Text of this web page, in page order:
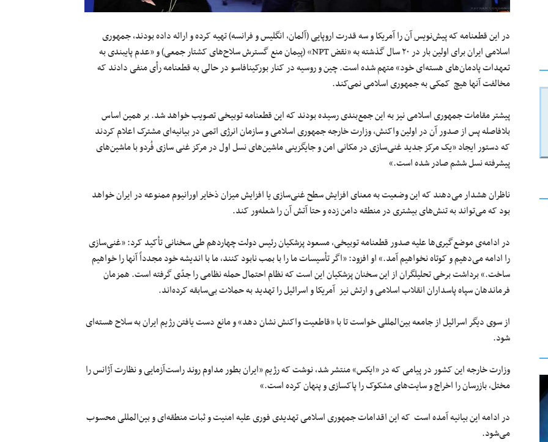
در این قطعنامه که پیش‌نویس آن را آمریکا و سه قدرت اروپایی (آلمان، انگلیس و فرانسه) تهیه کرده و ارائه داده بودند، جمهوری
اسلامی ایران برای اولین بار در ۲۰ سال گذشته به «نقض NPT» (پیمان منع گسترش سلاح‌های کشتار جمعی) و «عدم پایبندی به
تعهدات پادمان‌های هسته‌ای خود» متهم شده است. چین و روسیه در کنار بورکینافاسو در حالی به قطعنامه رأی منفی دادند که
مخالفت آنها هیچ کمکی به جمهوری اسلامی نمی‌کند.
پیشتر مقامات جمهوری اسلامی نیز به این جمع‌بندی رسیده بودند که این قطعنامه توبیخی تصویب خواهد شد. بر همین اساس
بلافاصله پس از صدور آن در اولین واکنش، وزارت خارجه جمهوری اسلامی و سازمان انرژی اتمی در بیانیه‌ای مشترک اعلام کردند
که دستور ایجاد «یک مرکز جدید غنی‌سازی در مکانی امن و جایگزینی ماشین‌های نسل اول در مرکز غنی سازی فُردو با ماشین‌های
پیشرفته نسل ششم صادر شده است.»
ناظران هشدار می‌دهند که این وضعیت به معنای افزایش سطح غنی‌سازی یا افزایش میزان ذخایر اورانیوم ممنوعه در ایران خواهد
بود که می‌تواند به تنش‌های بیشتری در منطقه دامن زده و حتا آتش آن را شعله‌ور کند.
در ادامه‌ی موضع‌گیری‌‌ها علیه صدور قطعنامه توبیخی، مسعود پزشکیان رئیس دولت چهاردهم طی سخنانی تأکید کرد: «غنی‌سازی
را ادامه می‌دهیم و کوتاه نخواهیم آمد.» او افزود: «اگر تأسیسات ما را با بمب نابود کنند، ما با اندیشه خود مجدداً آنها را خواهیم
ساخت.» برداشت برخی تحلیلگران از این سخنان پزشکیان این است که نظام احتمال حمله نظامی را جدّی گرفته است. همزمان
فرماندهان سپاه پاسداران انقلاب اسلامی و ارتش نیز آمریکا و اسرائیل را تهدید به حملات بی‌سابقه کرده‌اند.
از سوی دیگر اسرائیل از جامعه بین‌المللی خواست تا با «قاطعیت واکنش نشان دهد» و مانع دست یافتن رژیم ایران به سلاح هسته‌ای
شود.
وزارت خارجه این کشور در پیامی که در «ایکس» منتشر شد، نوشت که رژیم «ایران بطور مداوم روند راست‌‌آزمایی و نظارت آژانس را
مختل، بازرسان را اخراج و سایت‌های مشکوک را پاکسازی و پنهان کرده است.»
در ادامه این بیانیه آمده است که این اقدامات جمهوری اسلامی تهدیدی فوری علیه امنیت و ثبات منطقه‌ای و بین‌المللی محسوب
می‌شود.